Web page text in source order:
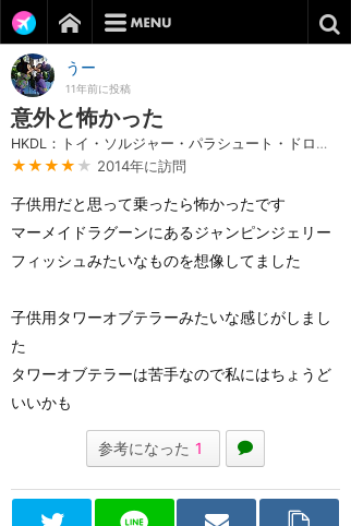
うー
11年前に投稿
意外と怖かった
HKDL：トイ・ソルジャー・パラシュート・ドロップ
★★★★ ★ 2014年に訪問
子供用だと思って乗ったら怖かったです
マーメイドラグーンにあるジャンピンジェリー
フィッシュみたいなものを想像してました
子供用タワーオブテラーみたいな感じがしまし
た
タワーオブテラーは苦手なので私にはちょうど
いいかも
参考になった 1